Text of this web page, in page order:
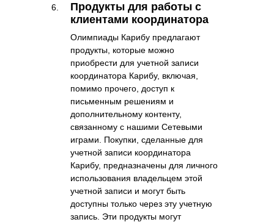
Продукты для работы с
клиентами координатора
Олимпиады Карибу предлагают
продукты, которые можно
приобрести для учетной записи
координатора Карибу, включая,
помимо прочего, доступ к
письменным решениям и
дополнительному контенту,
связанному с нашими Сетевыми
играми. Покупки, сделанные для
учетной записи координатора
Карибу, предназначены для личного
использования владельцем этой
учетной записи и могут быть
доступны только через эту учетную
запись. Эти продукты могут